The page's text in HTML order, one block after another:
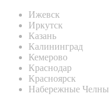
Ижевск
Иркутск
Казань
Калининград
Кемерово
Краснодар
Красноярск
Набережные Челны